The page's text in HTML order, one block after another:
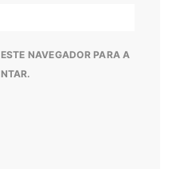
NAVEGADOR PARA A